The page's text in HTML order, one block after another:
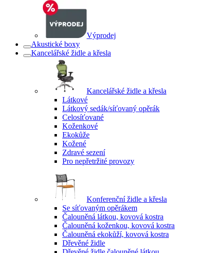
Výprodej
Akustické boxy
Kancelářské židle a křesla
Kancelářské židle a křesla
Látkové
Látkový sedák/síťovaný opěrák
Celosíťované
Koženkové
Ekokůže
Kožené
Zdravé sezení
Pro nepřetržité provozy
Konferenční židle a křesla
Se síťovaným opěrákem
Čalouněná látkou, kovová kostra
Čalouněná koženkou, kovová kostra
Čalouněná ekokůží, kovová kostra
Dřevěné židle